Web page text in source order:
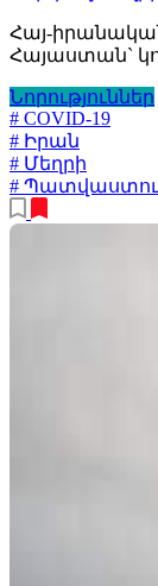
Հայ-
Հայաստան`
Նորություններ
# COVID-19
# Իրան
# Մեղրի
#